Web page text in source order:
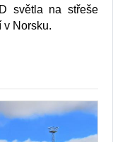
světla na střeše
v Norsku.